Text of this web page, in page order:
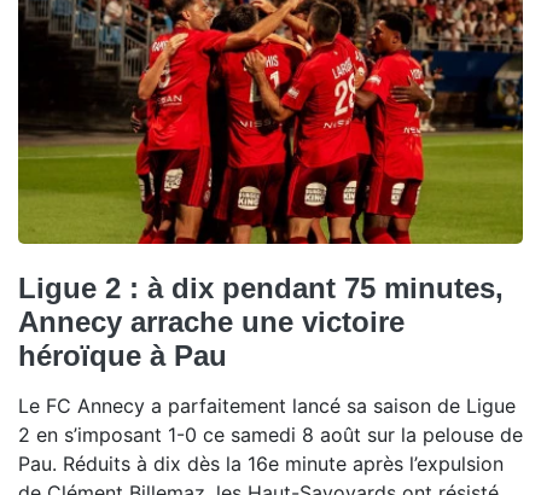
Ligue 2 : à dix pendant 75 minutes,
Annecy arrache une victoire
héroïque à Pau
Le FC Annecy a parfaitement lancé sa saison de Ligue
2 en s’imposant 1-0 ce samedi 8 août sur la pelouse de
Pau. Réduits à dix dès la 16e minute après l’expulsion